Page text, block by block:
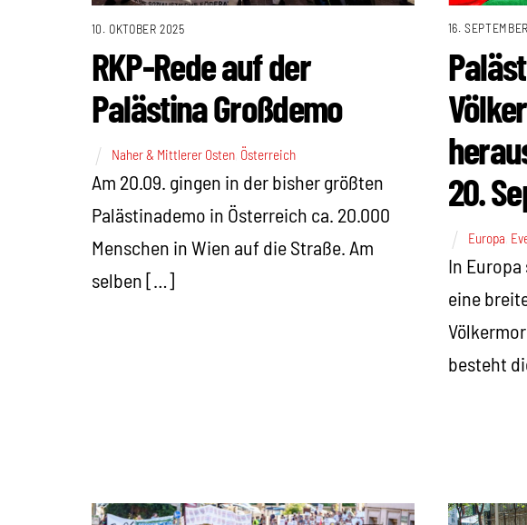
10. OKTOBER 2025
RKP-Rede auf der
Palästina Großdemo
Naher & Mittlerer Osten, Österreich
Am 20.09. gingen in der bisher größten
Palästinademo in Österreich ca. 20.000
Menschen in Wien auf die Straße. Am
selben […]
16.
20.
Europa
In
eine
besteht